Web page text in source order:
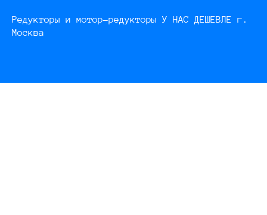
Редукторы и мотор-редукторы У НАС ДЕШЕВЛЕ г.
Москва